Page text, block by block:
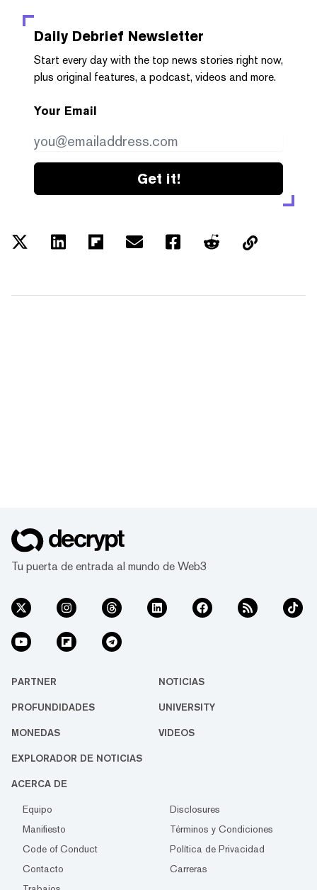
Daily Debrief Newsletter
Start every day with the top news stories right now,
plus original features, a podcast, videos and more.
Your Email
Get it!
Tu puerta de entrada al mundo de Web3
PARTNER NOTICIAS
PROFUNDIDADES UNIVERSITY
MONEDAS VIDEOS
EXPLORADOR DE NOTICIAS
ACERCA DE
Equipo
Disclosures
Manifiesto
Términos y Condiciones
Code of Conduct
Política de Privacidad
Contacto
Carreras